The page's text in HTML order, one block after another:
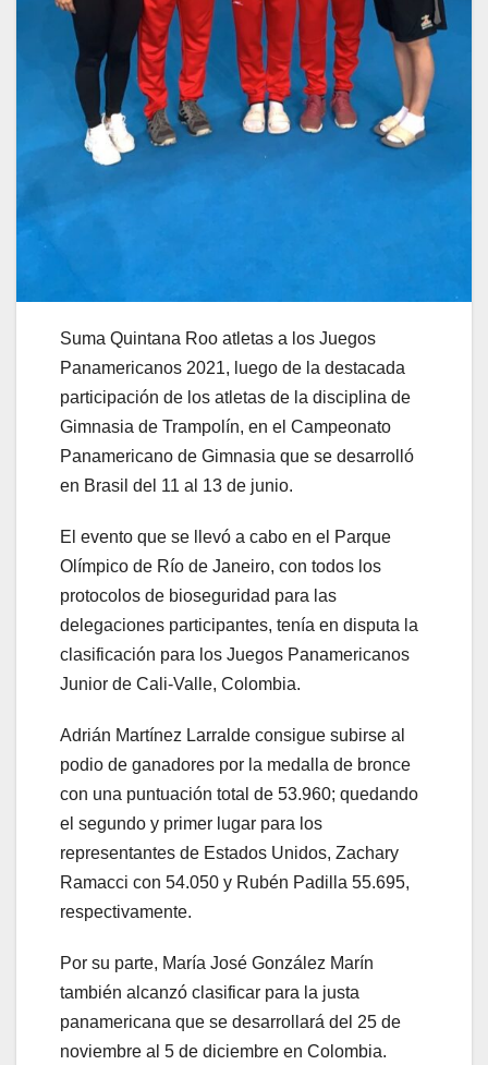
Suma Quintana Roo atletas a los Juegos
Panamericanos 2021, luego de la destacada
participación de los atletas de la disciplina de
Gimnasia de Trampolín, en el Campeonato
Panamericano de Gimnasia que se desarrolló
en Brasil del 11 al 13 de junio.
El evento que se llevó a cabo en el Parque
Olímpico de Río de Janeiro, con todos los
protocolos de bioseguridad para las
delegaciones participantes, tenía en disputa la
clasificación para los Juegos Panamericanos
Junior de Cali-Valle, Colombia.
Adrián Martínez Larralde consigue subirse al
podio de ganadores por la medalla de bronce
con una puntuación total de 53.960; quedando
el segundo y primer lugar para los
representantes de Estados Unidos, Zachary
Ramacci con 54.050 y Rubén Padilla 55.695,
respectivamente.
Por su parte, María José González Marín
también alcanzó clasificar para la justa
panamericana que se desarrollará del 25 de
noviembre al 5 de diciembre en Colombia.